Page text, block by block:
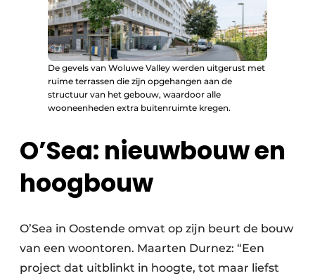
De gevels van Woluwe Valley werden uitgerust met
ruime terrassen die zijn opgehangen aan de
structuur van het gebouw, waardoor alle
wooneenheden extra buitenruimte kregen.
O’Sea: nieuwbouw en
hoogbouw
O’Sea in Oostende omvat op zijn beurt de bouw
van een woontoren. Maarten Durnez: “Een
project dat uitblinkt in hoogte, tot maar liefst